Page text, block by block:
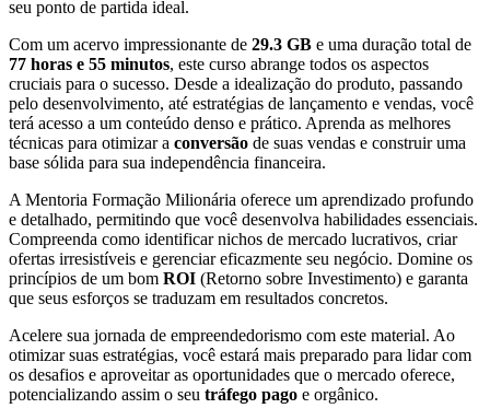
seu ponto de partida ideal.
Com um acervo impressionante de 29.3 GB e uma duração total de
77 horas e 55 minutos, este curso abrange todos os aspectos
cruciais para o sucesso. Desde a idealização do produto, passando
pelo desenvolvimento, até estratégias de lançamento e vendas, você
terá acesso a um conteúdo denso e prático. Aprenda as melhores
técnicas para otimizar a conversão de suas vendas e construir uma
base sólida para sua independência financeira.
A Mentoria Formação Milionária oferece um aprendizado profundo
e detalhado, permitindo que você desenvolva habilidades essenciais.
Compreenda como identificar nichos de mercado lucrativos, criar
ofertas irresistíveis e gerenciar eficazmente seu negócio. Domine os
princípios de um bom ROI (Retorno sobre Investimento) e garanta
que seus esforços se traduzam em resultados concretos.
Acelere sua jornada de empreendedorismo com este material. Ao
otimizar suas estratégias, você estará mais preparado para lidar com
os desafios e aproveitar as oportunidades que o mercado oferece,
potencializando assim o seu tráfego pago e orgânico.